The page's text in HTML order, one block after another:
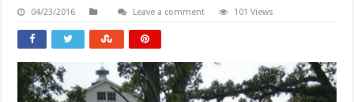
04/23/2016 Leave a comment 101 Views